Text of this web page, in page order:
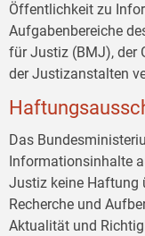
Öffentlichkeit zu
Aufgabenbereiche
für Justiz (BMJ), der
der Justizanstalten
Das
Informationsinhalte
Justiz keine Haftung
Recherche und
Aktualität und